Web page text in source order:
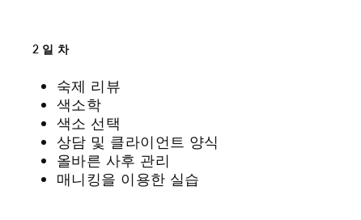
2일차
숙제 리뷰
색소학
색소 선택
상담 및 클라이언트 양식
올바른 사후 관리
매니킹을 이용한 실습